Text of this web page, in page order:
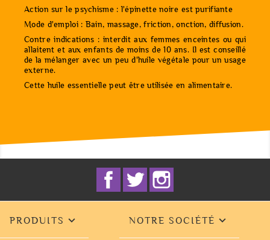
Action sur le psychisme : l'épinette noire est purifiante
Mode d'emploi : Bain, massage, friction, onction, diffusion.
Contre indications : interdit aux femmes enceintes ou qui
allaitent et aux enfants de moins de 10 ans. Il est conseillé
de la mélanger avec un peu d'huile végétale pour un usage
externe.
Cette huile essentielle peut être utilisée en alimentaire.
FacebookTwitter
PRODUITS  NOTRE SOCIÉTÉ 